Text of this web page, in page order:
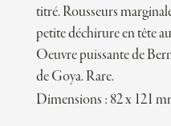
titré. Rousseurs
petite déchirure en tête
Oeuvre puissante de
de Goya. Rare.
Dimensions : 82 x 121